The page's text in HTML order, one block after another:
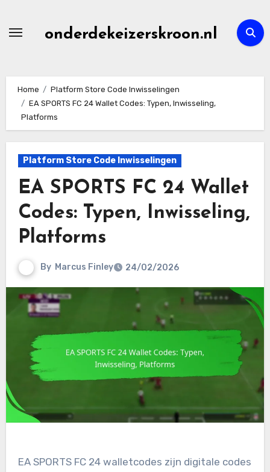
onderdekeizerskroon.nl
Home
Platform Store Code Inwisselingen
EA SPORTS FC 24 Wallet Codes: Typen, Inwisseling,
Platforms
Platform Store Code Inwisselingen
EA SPORTS FC 24 Wallet
Codes: Typen, Inwisseling,
Platforms
By Marcus Finley 24/02/2026
EA SPORTS FC 24 walletcodes zijn digitale codes